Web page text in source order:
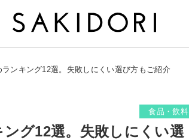
ンキング12選。失敗しにくい選び方もご紹介
食品・飲料
グ12選。失敗しにくい選